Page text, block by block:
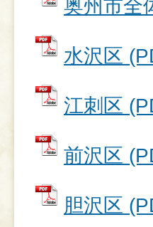
奥州市全
水沢区
江刺区
前沢区
胆沢区